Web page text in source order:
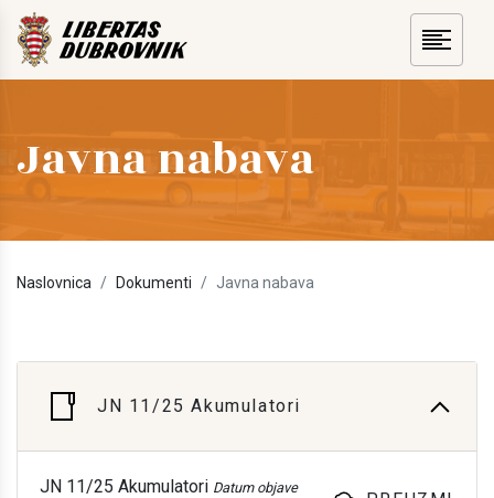
Javna nabava
Naslovnica Dokumenti Javna nabava
JN 11/25 Akumulatori
JN 11/25 Akumulatori Datum objave